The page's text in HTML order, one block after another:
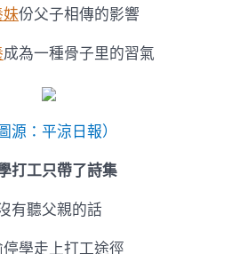
份父子相傳的影響
成為一種骨子里的習氣
圖源：平涼日報）
打工只帶了詩集
有聽父親的話
學走上打工途徑